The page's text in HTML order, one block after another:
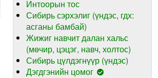
Интоорын тос
Сибирь сэрхэлиг (үндэс, гдх:
асганы бамбай)
Жижиг навчит далан хальс
(мөчир, цэцэг, навч, холтос)
Сибирь цүлдэгнүүр (үндэс)
Дэгдгэнийн цомог